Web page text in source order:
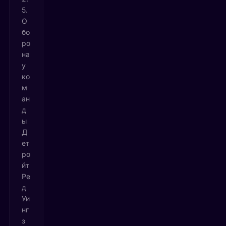
5.
О
бо
ро
на
у
ко
м
ан
д
ы
Д
ет
ро
йт
Ре
д
Уи
нг
з